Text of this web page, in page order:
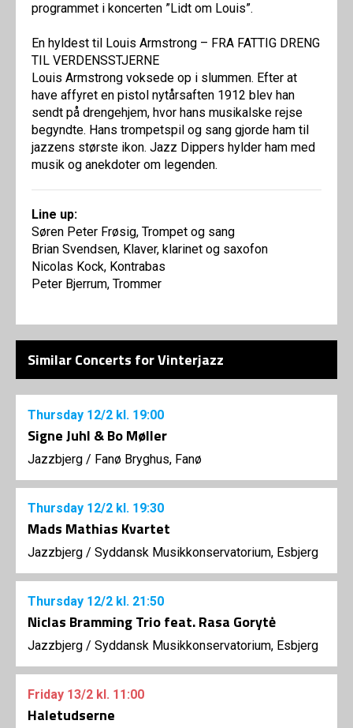
programmet i koncerten ”Lidt om Louis”.
En hyldest til Louis Armstrong – FRA FATTIG DRENG
TIL VERDENSSTJERNE
Louis Armstrong voksede op i slummen. Efter at
have affyret en pistol nytårsaften 1912 blev han
sendt på drengehjem, hvor hans musikalske rejse
begyndte. Hans trompetspil og sang gjorde ham til
jazzens største ikon. Jazz Dippers hylder ham med
musik og anekdoter om legenden.
Line up:
Søren Peter Frøsig, Trompet og sang
Brian Svendsen, Klaver, klarinet og saxofon
Nicolas Kock, Kontrabas
Peter Bjerrum, Trommer
Similar Concerts for Vinterjazz
Thursday 12/2 kl. 19:00
Signe Juhl & Bo Møller
Jazzbjerg / Fanø Bryghus, Fanø
Thursday 12/2 kl. 19:30
Mads Mathias Kvartet
Jazzbjerg / Syddansk Musikkonservatorium, Esbjerg
Thursday 12/2 kl. 21:50
Niclas Bramming Trio feat. Rasa Gorytė
Jazzbjerg / Syddansk Musikkonservatorium, Esbjerg
Friday 13/2 kl. 11:00
Haletudserne